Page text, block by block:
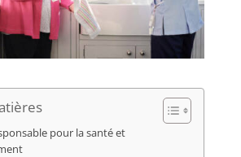
pour la santé et